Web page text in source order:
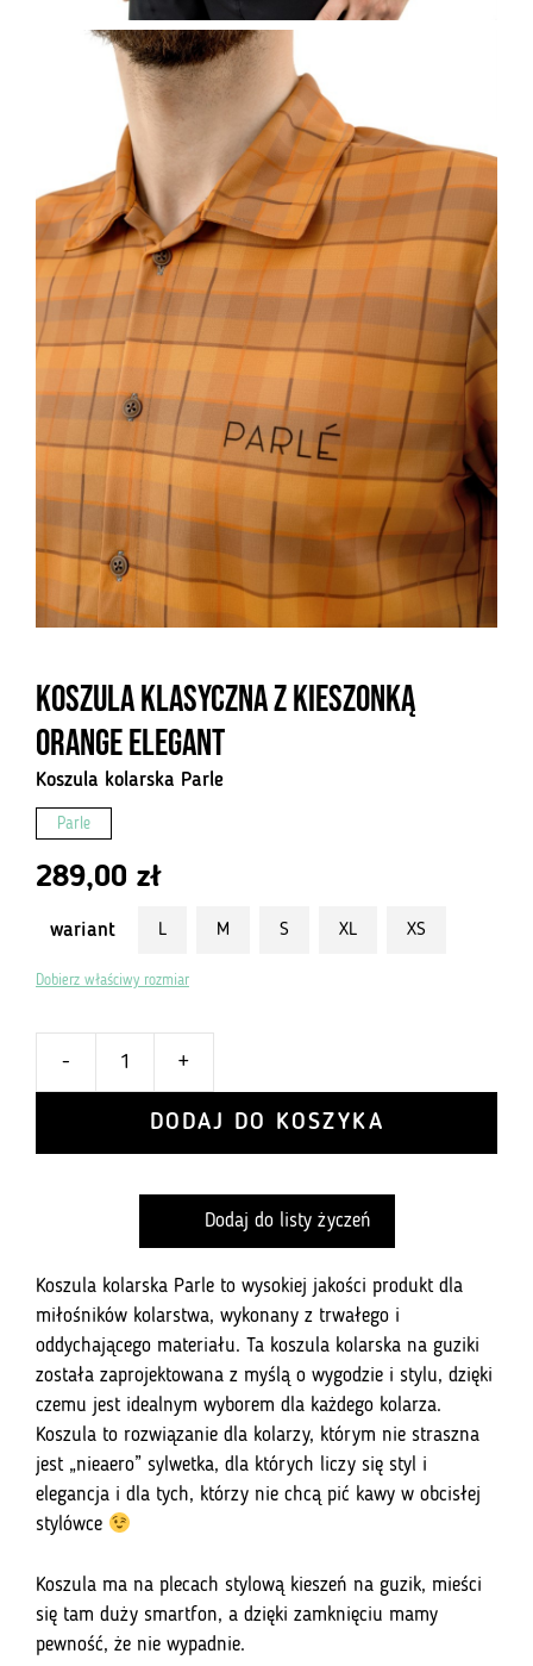
Koszula klasyczna z kieszonką
Orange Elegant
Koszula kolarska Parle
Parle
289,00 zł
wariant L M S XL XS
Dobierz właściwy rozmiar
-
klasyczna
kieszonką
Orange
Elegant
+
DODAJ DO KOSZYKA
Dodaj do listy życzeń
Koszula kolarska Parle to wysokiej jakości produkt dla
miłośników kolarstwa, wykonany z trwałego i
oddychającego materiału. Ta koszula kolarska na guziki
została zaprojektowana z myślą o wygodzie i stylu, dzięki
czemu jest idealnym wyborem dla każdego kolarza.
Koszula to rozwiązanie dla kolarzy, którym nie straszna
jest „nieaero” sylwetka, dla których liczy się styl i
elegancja i dla tych, którzy nie chcą pić kawy w obcisłej
stylówce
Koszula ma na plecach stylową kieszeń na guzik, mieści
się tam duży smartfon, a dzięki zamknięciu mamy
pewność, że nie wypadnie.